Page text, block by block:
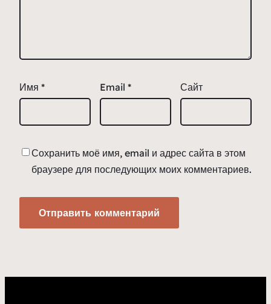
Имя * Email * Сайт
Сохранить моё имя, email и адрес сайта в этом
браузере для последующих моих комментариев.